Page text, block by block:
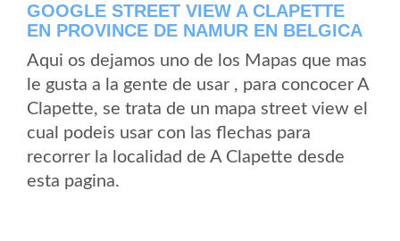
GOOGLE STREET VIEW A CLAPETTE
EN PROVINCE DE NAMUR EN BELGICA
Aqui os dejamos uno de los Mapas que mas
le gusta a la gente de usar , para concocer A
Clapette, se trata de un mapa street view el
cual podeis usar con las flechas para
recorrer la localidad de A Clapette desde
esta pagina.